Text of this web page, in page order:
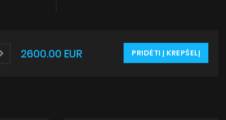
2600.00 EUR PRIDĖTI Į KREPŠELĮ